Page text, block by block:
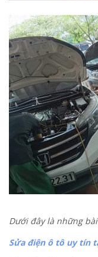
Dưới đây là những
Sửa điện ô tô uy tín